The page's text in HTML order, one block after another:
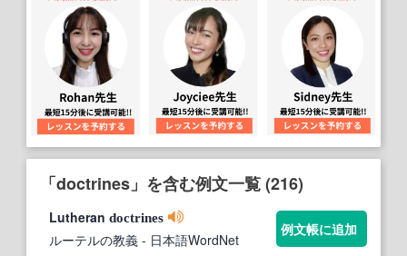
「doctrines」を含む例文一覧 (216)
Lutheran doctrines
ルーテルの教義 - 日本語WordNet
例文帳に追加